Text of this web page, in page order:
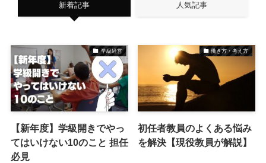
新着記事 人気記事
学級経営
【新年度】学級開きでやっ
てはいけない10のこと 担任
必見
働き方・考え方
初任者教員のよくある悩み
を解決【現役教員が解説】